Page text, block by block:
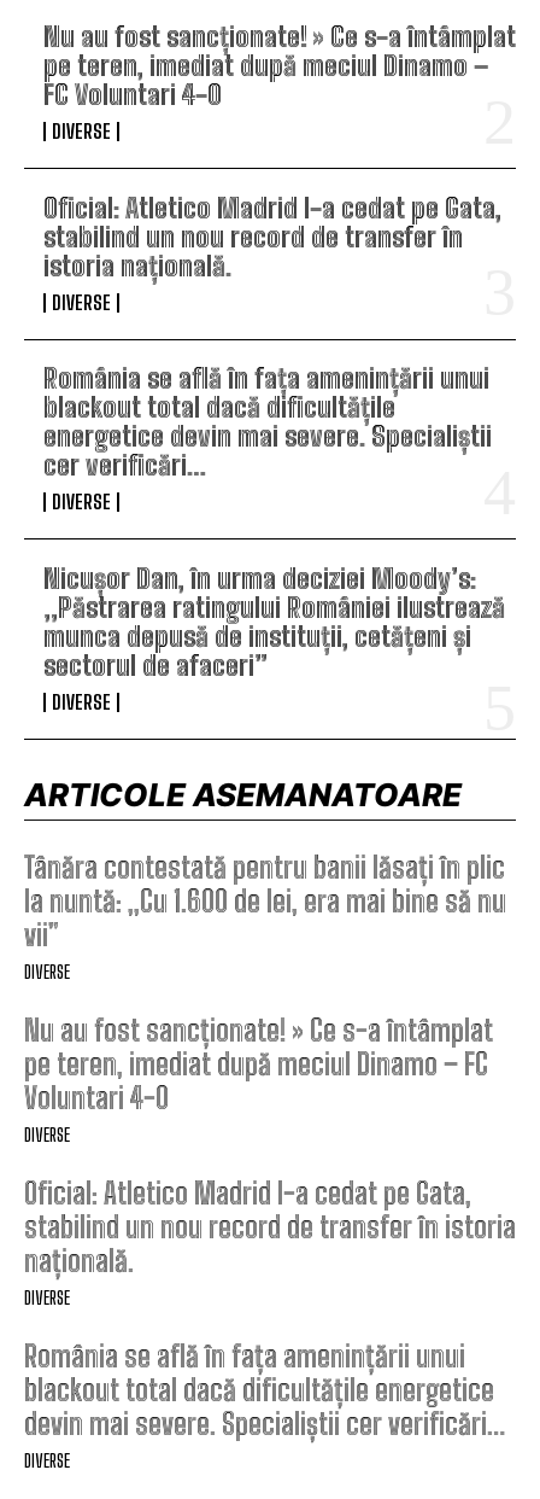
Nu au fost sancționate! » Ce s-a întâmplat
pe teren, imediat după meciul Dinamo –
FC Voluntari 4-0
DIVERSE
Oficial: Atletico Madrid l-a cedat pe Gata,
stabilind un nou record de transfer în
istoria națională.
DIVERSE
România se află în fața amenințării unui
blackout total dacă dificultățile
energetice devin mai severe. Specialiștii
cer verificări…
DIVERSE
Nicușor Dan, în urma deciziei Moody’s:
„Păstrarea ratingului României ilustrează
munca depusă de instituții, cetățeni și
sectorul de afaceri”
DIVERSE
ARTICOLE ASEMANATOARE
Tânăra contestată pentru banii lăsați în plic
la nuntă: „Cu 1.600 de lei, era mai bine să nu
vii”
DIVERSE
Nu au fost sancționate! » Ce s-a întâmplat
pe teren, imediat după meciul Dinamo – FC
Voluntari 4-0
DIVERSE
Oficial: Atletico Madrid l-a cedat pe Gata,
stabilind un nou record de transfer în istoria
națională.
DIVERSE
România se află în fața amenințării unui
blackout total dacă dificultățile energetice
devin mai severe. Specialiștii cer verificări…
DIVERSE